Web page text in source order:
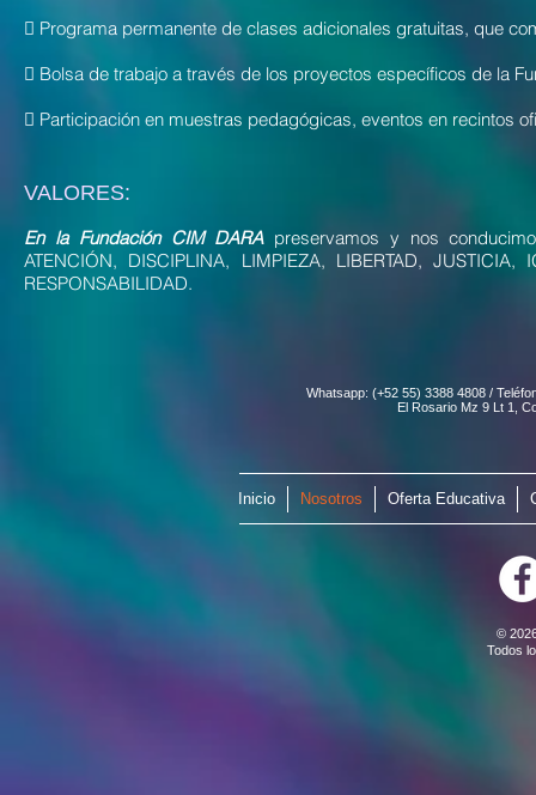
 Programa permanente de clases adicionales gratuitas, que
 Bolsa de trabajo a través de los proyectos específicos de la
 Participación en muestras pedagógicas, eventos en recintos
VALORES:
En la Fundación CIM DARApreservamos y nos
ATENCIÓN, DISCIPLINA, LIMPIEZA, LIBERTAD,
RESPONSABILIDAD.
©
Todos
Inicio Nosotros Oferta Educativa
Whatsapp: (+52 55) 3388 4808 /
El Rosario Mz 9 Lt 1,